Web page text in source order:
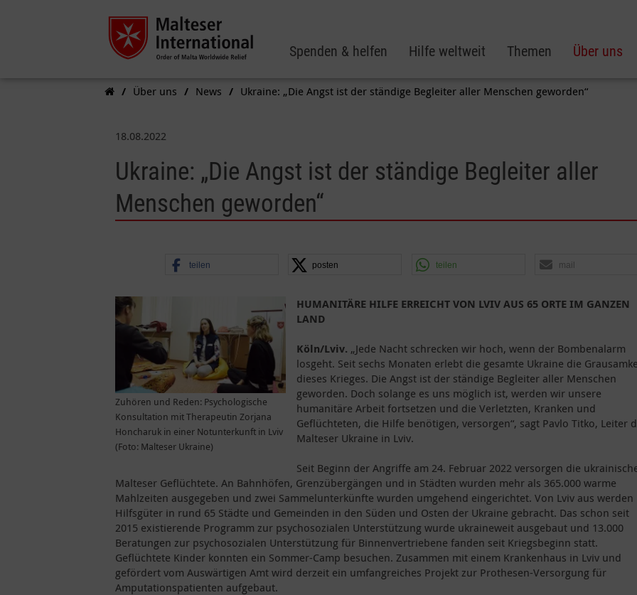
Spenden & helfen Hilfe weltweit Themen Über uns
Über uns News Ukraine: „Die Angst ist der ständige Begleiter aller Menschen geworden“
18.08.2022
Ukraine: „Die Angst ist der ständige Begleiter aller
Menschen geworden“
teilen posten teilen mail
Zuhören und Reden: Psychologische
Konsultation mit Therapeutin Zorjana
Honcharuk in einer Notunterkunft in Lviv
(Foto: Malteser Ukraine)
HUMANITÄRE HILFE ERREICHT VON LVIV AUS 65 ORTE IM GANZEN
LAND
Köln/Lviv. „Jede Nacht schrecken wir hoch, wenn der Bombenalarm
losgeht. Seit sechs Monaten erlebt die gesamte Ukraine die
dieses Krieges. Die Angst ist der ständige Begleiter aller Menschen
geworden. Doch solange es uns möglich ist, werden wir unsere
humanitäre Arbeit fortsetzen und die Verletzten, Kranken und
Geflüchteten, die Hilfe benötigen, versorgen“, sagt Pavlo Titko, Leiter
Malteser Ukraine in Lviv.
Seit Beginn der Angriffe am 24. Februar 2022 versorgen die
Malteser Geflüchtete. An Bahnhöfen, Grenzübergängen und in Städten wurden mehr als 365.000 warme
Mahlzeiten ausgegeben und zwei Sammelunterkünfte wurden umgehend eingerichtet. Von Lviv aus werden
Hilfsgüter in rund 65 Städte und Gemeinden in den Süden und Osten der Ukraine gebracht. Das schon seit
2015 existierende Programm zur psychosozialen Unterstützung wurde ukraineweit ausgebaut und 13.000
Beratungen zur psychosozialen Unterstützung für Binnenvertriebene fanden seit Kriegsbeginn statt.
Geflüchtete Kinder konnten ein Sommer-Camp besuchen. Zusammen mit einem Krankenhaus in Lviv und
gefördert vom Auswärtigen Amt wird derzeit ein umfangreiches Projekt zur Prothesen-Versorgung für
Amputationspatienten aufgebaut.